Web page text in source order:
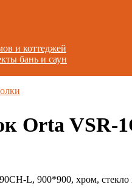
и коттеджей
бань и саун
Orta VSR-
L, 900*900, хром,